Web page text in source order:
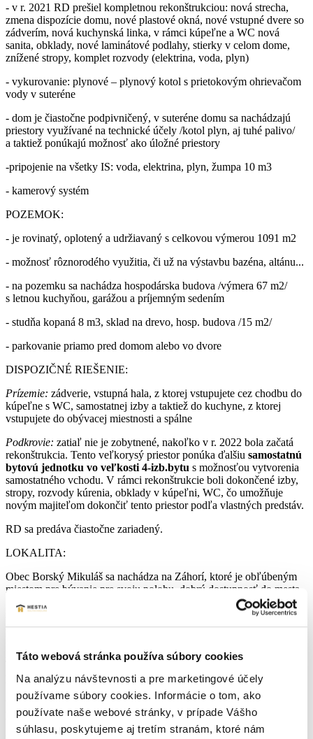
Táto webová stránka používa súbory cookies
Na analýzu návštevnosti a pre marketingové účely
používame súbory cookies. Informácie o tom, ako
používate naše webové stránky, v prípade Vášho
súhlasu, poskytujeme aj tretím stranám, ktoré nám
- v r. 2021 RD prešiel kompletnou rekonštrukciou: nová strecha,
zmena dispozície domu, nové plastové okná, nové vstupné dvere so
zádverím, nová kuchynská linka, v rámci kúpeľne a WC nová
sanita, obklady, nové laminátové podlahy, stierky v celom dome,
znížené stropy, komplet rozvody (elektrina, voda, plyn)
- vykurovanie: plynové – plynový kotol s prietokovým ohrievačom
vody v suteréne
- dom je čiastočne podpivničený, v suteréne domu sa nachádzajú
priestory využívané na technické účely /kotol plyn, aj tuhé palivo/
a taktiež ponúkajú možnosť ako úložné priestory
-pripojenie na všetky IS: voda, elektrina, plyn, žumpa 10 m3
- kamerový systém
POZEMOK:
- je rovinatý, oplotený a udržiavaný s celkovou výmerou 1091 m2
- možnosť rôznorodého využitia, či už na výstavbu bazéna, altánu...
- na pozemku sa nachádza hospodárska budova /výmera 67 m2/
s letnou kuchyňou, garážou a príjemným sedením
- studňa kopaná 8 m3, sklad na drevo, hosp. budova /15 m2/
- parkovanie priamo pred domom alebo vo dvore
DISPOZIČNÉ RIEŠENIE:
Prízemie: zádverie, vstupná hala, z ktorej vstupujete cez chodbu do
kúpeľne s WC, samostatnej izby a taktiež do kuchyne, z ktorej
vstupujete do obývacej miestnosti a spálne
Podkrovie: zatiaľ nie je zobytnené, nakoľko v r. 2022 bola začatá
rekonštrukcia. Tento veľkorysý priestor ponúka ďalšiu samostatnú
bytovú jednotku vo veľkosti 4-izb.bytu s možnosťou vytvorenia
samostatného vchodu. V rámci rekonštrukcie boli dokončené izby,
stropy, rozvody kúrenia, obklady v kúpeľni, WC, čo umožňuje
novým majiteľom dokončiť tento priestor podľa vlastných predstáv.
RD sa predáva čiastočne zariadený.
LOKALITA:
Obec Borský Mikuláš sa nachádza na Záhorí, ktoré je obľúbeným
miestom pre bývanie pre svoju polohu, dobrú dostupnosť do mesta
Senica/17 km/ a občiansku vybavenosť – základná škola, materská
škola, lekáreň, obchody. Neďaleko nájdete v jedinečnej prírodnej
scenérii Záhoria prémiové 36 jamkové golfové ihrisko Penati Golf
ponúkne aj množstvo iných športových a rekreačných aktivít.
Turistika, kone, bicyklovanie, hubárčenie či si len vychutnáte
prechádzku v okolí borovicového lesa.
Objednajte si obhliadku na tel. čísle 0907 267 674 a rada Vám
predstavím tento rodinný dom.